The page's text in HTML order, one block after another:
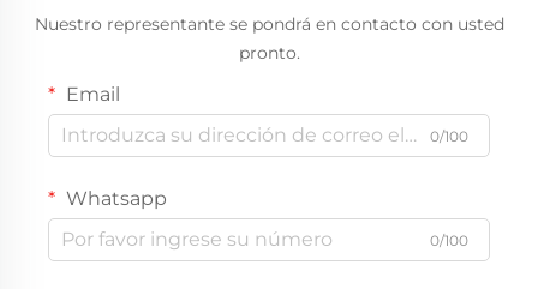
Nuestro representante se pondrá en contacto con usted
pronto.
Email
0/100
Whatsapp
0/100